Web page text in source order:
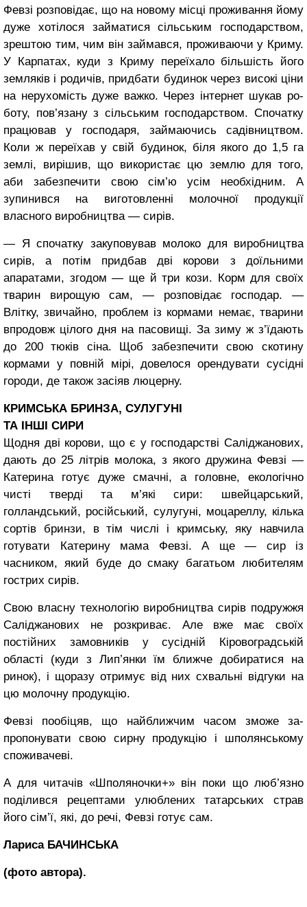
Февзі розповідає, що на новому місці проживання йому
дуже хотілося займати­ся сільським господарством,
зрештою тим, чим він за­ймався, проживаючи у Кри­му.
У Карпатах, куди з Кри­му переїхало більшість його
земляків і родичів, придбати будинок через високі ціни
на нерухомість дуже важко. Через інтернет шукав ро­
боту, пов’язану з сільським господарством. Спочатку
працював у господаря, за­ймаючись садівництвом.
Коли ж переїхав у свій буди­нок, біля якого до 1,5 га
землі, вирішив, що використає цю землю для того,
аби за­безпечити свою сім’ю усім необхідним. А
зупинився на виготовленні молочної продукції
власного виробництва — сирів.
— Я спочатку закупову­вав молоко для виробництва
сирів, а потім придбав дві ко­рови з доїльними
апаратами, згодом — ще й три кози. Корм для своїх
тварин вирощую сам, — розповідає господар. —
Влітку, звичайно, проблем із кормами немає, твари­ни
впродовж цілого дня на пасовищі. За зиму ж з’їдають
до 200 тюків сіна. Щоб забез­печити свою скотину
кормами у повній мірі, довелося орен­дувати сусідні
городи, де та­кож засіяв люцерну.
КРИМСЬКА БРИНЗА, СУЛУГУНІ
ТА ІНШІ СИРИ
Щодня дві корови, що є у господарстві Саліджанових,
дають до 25 літрів молока, з якого дружина Февзі —
Кате­рина готує дуже смачні, а го­ловне, екологічно
чисті тверді та м’які сири: швейцарський,
голландський, російський, сулугуні, моцареллу, кілька
сортів бринзи, в тім числі і кримську, яку навчила
готува­ти Катерину мама Февзі. А ще — сир із
часником, який буде до смаку багатьом любите­лям
гострих сирів.
Свою власну технологію виробництва сирів подружжя
Саліджанових не розкриває. Але вже має своїх
постійних замовників у сусідній Кіровоградській
області (куди з Лип’янки їм ближче добиратися на
ринок), і що­разу отримує від них схвальні відгуки на
цю молочну продукцію.
Февзі пообіцяв, що най­ближчим часом зможе за­
пропонувати свою сирну продукцію і шполянському
споживачеві.
А для читачів «Шполяноч­ки+» він поки що люб’язно
поділився рецептами улюблених татарських страв
його сім’ї, які, до речі, Февзі готує сам.
Лариса БАЧИНСЬКА
(фото автора).